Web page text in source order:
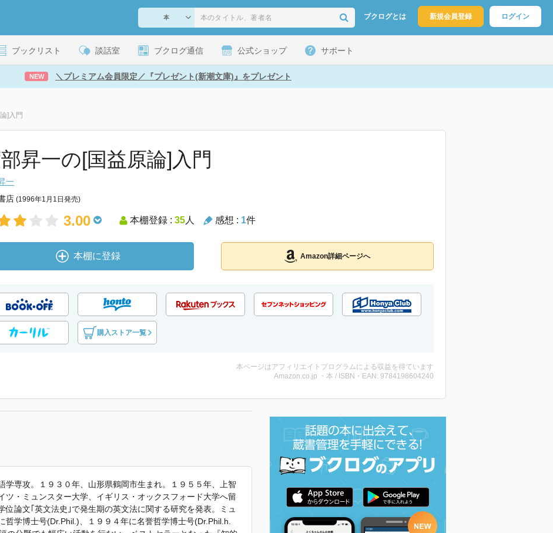
ブクログとは 新規会員登録 ログイン
ブックリスト 談話室 ブクログ通信 公式ショップ サポート
NEW ＼プレミアム会員限定／『プレゼント(新潮文庫)』をプレゼント
]入門
昇一の[国益原論]入門
一
店 (1996年1月1日発売)
3.00 本棚登録 : 35人 感想 : 1件
本棚に登録 Amazon詳細ページへ
購入ストア一覧
本ページはアフィリエイトプログラムによる収益を得ています
Amazon.co.jp ・本 / ISBN・EAN: 9784198604240
学専攻。１９３０年、山形県鶴岡市生まれ。１９５５年、上智
ツ・ミュンスター大学、イギリス・オックスフォード大学へ留
位論文｢英文法史｣で発生期の英文法に関する研究を発表。ミュ
哲学博士号(Dr.Phil.)、１９９４年に名誉哲学博士号(Dr.Phil.h.